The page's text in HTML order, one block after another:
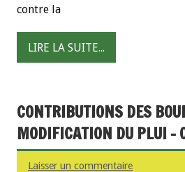
contre la
LIRE LA SUITE...
CONTRIBUTIONS DES
MODIFICATION DU PLUI -
Laisser un commentaire